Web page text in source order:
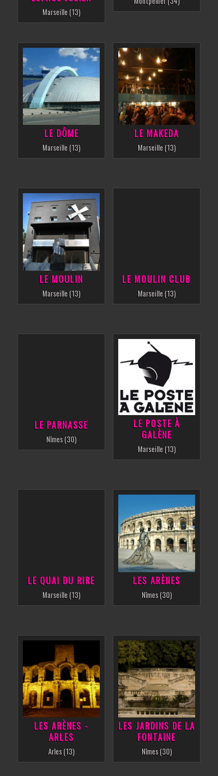
Marseille (13)
LE DÔME
Marseille (13)
LE MAKEDA
Marseille (13)
LE MOULIN
Marseille (13)
LE MOULIN CLUB
Marseille (13)
LE PARNASSE
Nîmes (30)
LE POSTE À
GALÈNE
Marseille (13)
LE QUAI DU RIRE
Marseille (13)
LES ARÈNES
Nîmes (30)
LES ARÈNES -
ARLES
Arles (13)
LES JARDINS DE LA
FONTAINE
Nîmes (30)